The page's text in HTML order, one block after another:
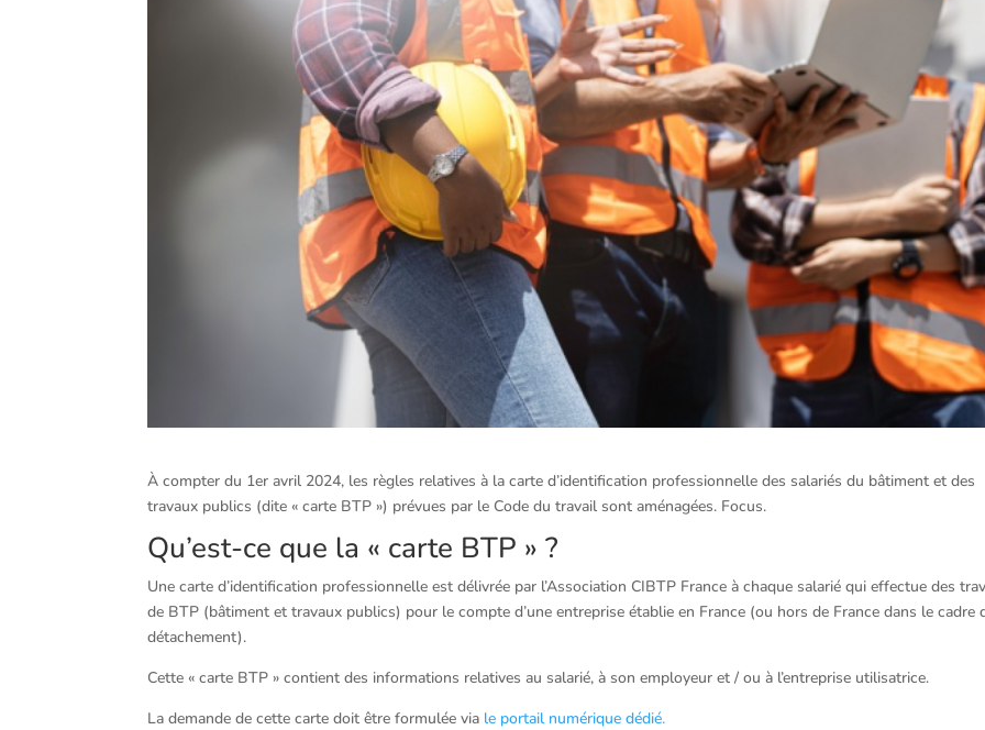
À compter du 1er avril 2024, les règles relatives à la carte d’identification professionnelle des salariés du bâtiment et des
travaux publics (dite « carte BTP ») prévues par le Code du travail sont aménagées. Focus.
Qu’est-ce que la « carte BTP » ?
Une carte d’identification professionnelle est délivrée par l’Association CIBTP France à chaque salarié qui effectue des
de BTP (bâtiment et travaux publics) pour le compte d’une entreprise établie en France (ou hors de France dans le cadre
détachement).
Cette « carte BTP » contient des informations relatives au salarié, à son employeur et / ou à l’entreprise utilisatrice.
La demande de cette carte doit être formulée via le portail numérique dédié.